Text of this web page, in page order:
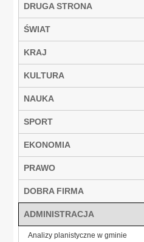
DRUGA STRONA
ŚWIAT
KRAJ
KULTURA
NAUKA
SPORT
EKONOMIA
PRAWO
DOBRA FIRMA
ADMINISTRACJA
Analizy planistyczne w gminie